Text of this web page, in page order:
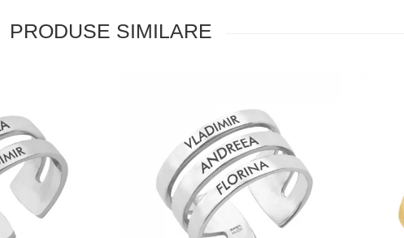
PRODUSE SIMILARE